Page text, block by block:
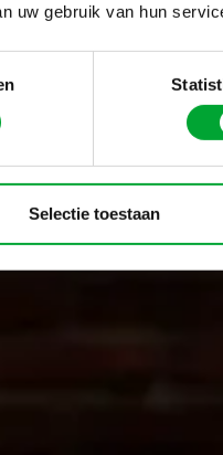
uw gebruik van hun
Selectie toestaan